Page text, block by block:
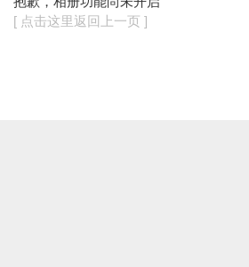
[ 点击这里返回上一页 ]